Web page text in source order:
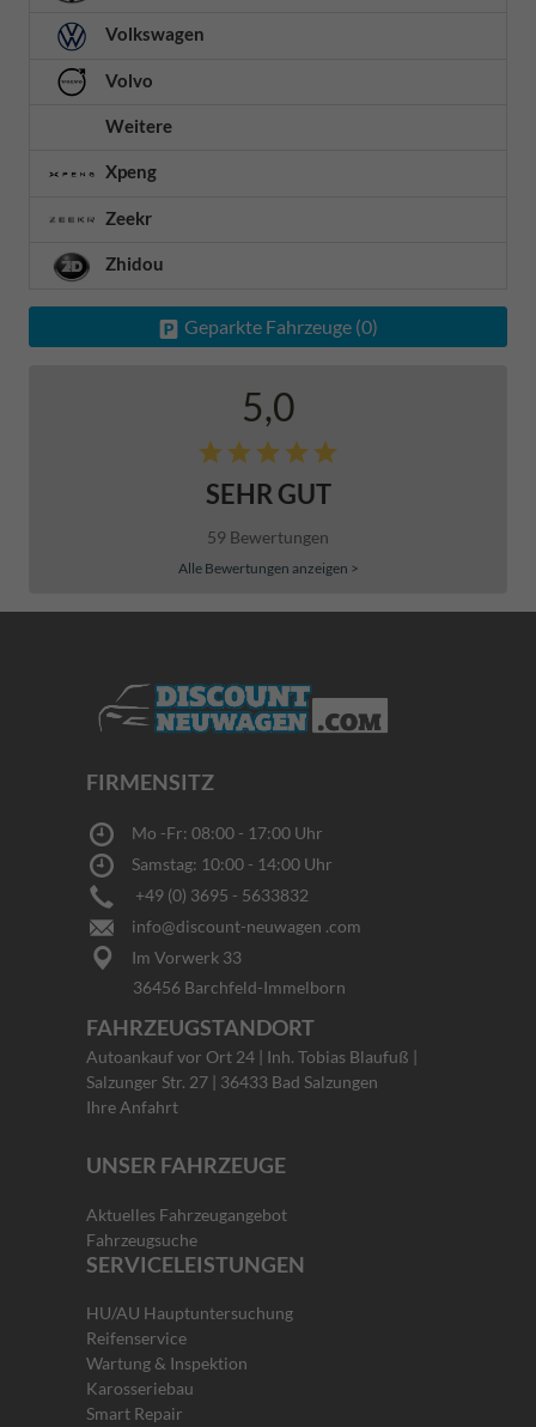
Volkswagen
Volvo
Weitere
Xpeng
Zeekr
Zhidou
Geparkte Fahrzeuge (0)
5,0
SEHR GUT
59 Bewertungen
Alle Bewertungen anzeigen >
FIRMENSITZ
Mo -Fr: 08:00 - 17:00 Uhr
Samstag: 10:00 - 14:00 Uhr
+49 (0) 3695 - 5633832
info@discount-neuwagen .com
Im Vorwerk 33
36456 Barchfeld-Immelborn
FAHRZEUGSTANDORT
Autoankauf vor Ort 24 | Inh. Tobias Blaufuß |
Salzunger Str. 27 | 36433 Bad Salzungen
Ihre Anfahrt
UNSER FAHRZEUGE
Aktuelles Fahrzeugangebot
Fahrzeugsuche
SERVICELEISTUNGEN
HU/AU Hauptuntersuchung
Reifenservice
Wartung & Inspektion
Karosseriebau
Smart Repair